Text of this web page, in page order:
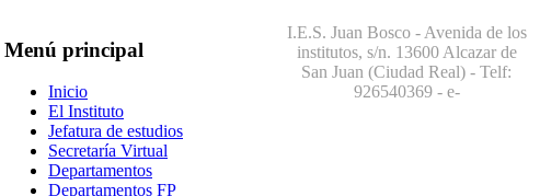
Menú principal
Inicio
El Instituto
Jefatura de estudios
Secretaría Virtual
Departamentos
Departamentos FP
I.E.S. Juan Bosco - Avenida de los
institutos, s/n. 13600 Alcazar de
San Juan (Ciudad Real) - Telf:
926540369- e-